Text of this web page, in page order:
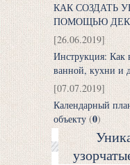
КАК СОЗДАТЬ
ПОМОЩЬЮ
[26.06.2019]
Инструкция: Как
ванной, кухни и
[07.07.2019]
Календарный
объекту (0)